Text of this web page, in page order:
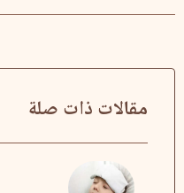
مقالات ذات صلة